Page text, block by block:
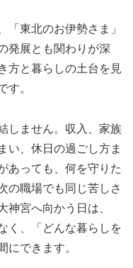
「東北のお伊勢さま」
発展とも関わりが深
方と暮らしの土台を見
す。
しません。収入、家族
い、休日の過ごし方ま
あっても、何を守りた
の職場でも同じ苦しさ
神宮へ向かう日は、
く、「どんな暮らしを
にできます。